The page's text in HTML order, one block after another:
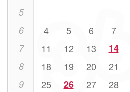
5
6 4 5 6 7
7 11 12 13 14
8 18 19 20 21
9 25 26 27 28